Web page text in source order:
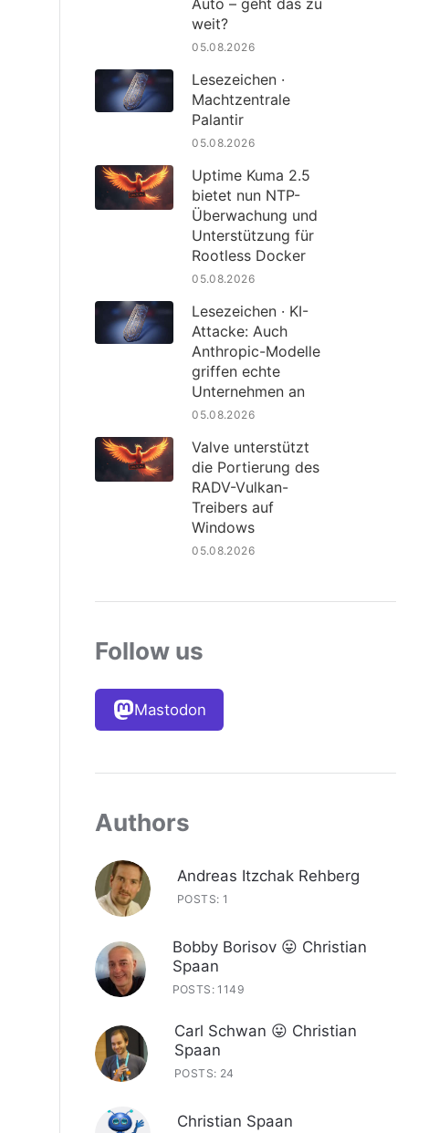
weit?
05.08.2026
Lesezeichen ·
Machtzentrale
Palantir
05.08.2026
Uptime Kuma 2.5
bietet nun NTP-
Überwachung und
Unterstützung für
Rootless Docker
05.08.2026
Lesezeichen · KI-
Attacke: Auch
Anthropic-Modelle
griffen echte
Unternehmen an
05.08.2026
Valve unterstützt
die Portierung des
RADV-Vulkan-
Treibers auf
Windows
05.08.2026
Follow us
Mastodon
Authors
Andreas Itzchak Rehberg
POSTS: 1
Bobby Borisov 😛 Christian
Spaan
POSTS: 1149
Carl Schwan 😛 Christian
Spaan
POSTS: 24
Christian Spaan